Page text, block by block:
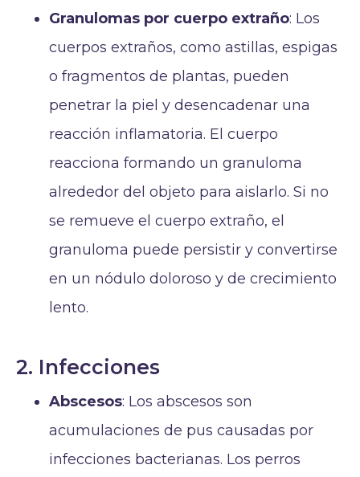
Granulomas por cuerpo extraño: Los
cuerpos extraños, como astillas, espigas
o fragmentos de plantas, pueden
penetrar la piel y desencadenar una
reacción inflamatoria. El cuerpo
reacciona formando un granuloma
alrededor del objeto para aislarlo. Si no
se remueve el cuerpo extraño, el
granuloma puede persistir y convertirse
en un nódulo doloroso y de crecimiento
lento.
2. Infecciones
Abscesos: Los abscesos son
acumulaciones de pus causadas por
infecciones bacterianas. Los perros